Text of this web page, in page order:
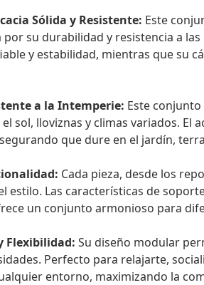
Sólida y Resistente: Este
por su durabilidad y resistencia a
y estabilidad, mientras que su
a la Intemperie: Este
sol, lloviznas y climas variados. El
que dure en el jardín,
Cada pieza, desde los
estilo. Las características de
un conjunto armonioso para
Flexibilidad: Su diseño modular
Perfecto para relajarte,
entorno, maximizando la